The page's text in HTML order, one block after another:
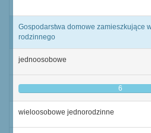
Gospodarstwa domowe zamieszkujące
rodzinnego
jednoosobowe
6
wieloosobowe jednorodzinne